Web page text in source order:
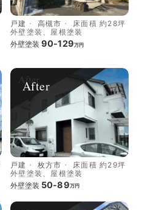
戸建 高槻市
床面積 約28坪
外壁塗装、屋根塗装
外壁塗装 90-129万円
After
戸建 枚方市
床面積 約29坪
外壁塗装、屋根塗装
外壁塗装 50-89万円